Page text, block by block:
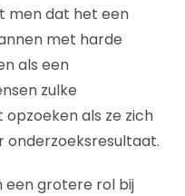
men dat het een
met harde
als een
zulke
als ze zich
onderzoeksresultaat.
een grotere rol bij